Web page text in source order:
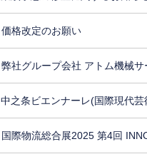
価格改定のお願い
弊社グループ会社 アトム機械
中之条ビエンナーレ(国際現代
国際物流総合展2025 第4回